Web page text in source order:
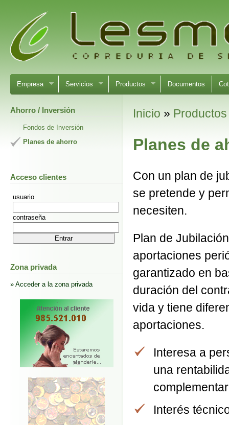
Empresa Servicios Productos Documentos
Ahorro / Inversión
Fondos de Inversión
Planes de ahorro
Acceso clientes
usuario
contraseña
Zona privada
» Acceder a la zona privada
Inicio » Productos
Planes de
Con un plan de
se pretende y
necesiten.
Plan de
aportaciones
garantizado en
duración del
vida y tiene
aportaciones.
Interesa a
una
Interés